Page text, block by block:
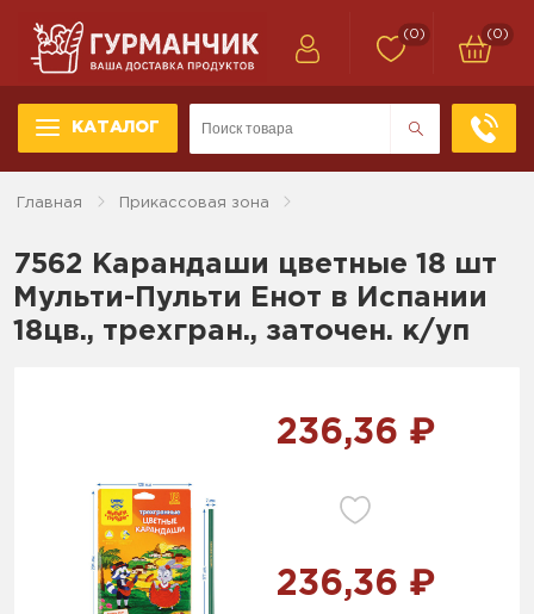
КАТАЛОГ
(0) (0)
Главная Прикассовая зона
7562 Карандаши цветные 18 шт
Мульти-Пульти Енот в Испании
18цв., трехгран., заточен. к/уп
236,36 ₽
236,36 ₽